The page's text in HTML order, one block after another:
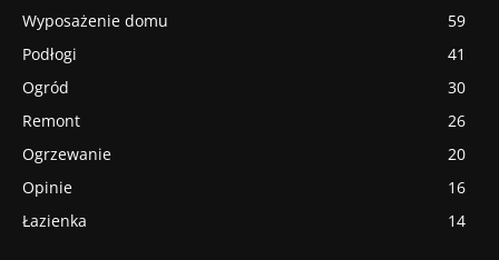
Wyposażenie domu
59
Podłogi
41
Ogród
30
Remont
26
Ogrzewanie
20
Opinie
16
Łazienka
14